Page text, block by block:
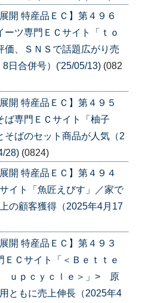
開 特産品ＥＣ】第４９６
ツ専門ＥＣサイト「ｔｏ
、ＳＮＳで話題広がり売
8日合併号）('25/05/13) (082
開 特産品ＥＣ】第４９５
専門ＥＣサイト「柚子
ばのセット商品が人気（2
28) (0824)
開 特産品ＥＣ】第４９４
イト「魚匠えびす」／家で
の顧客獲得（2025年4月17
開 特産品ＥＣ】第４９３
Ｃサイト「＜Ｂｅｔｔｅ
ｐｃｙｃｌｅ＞」> 原
ともに売上伸長（2025年4